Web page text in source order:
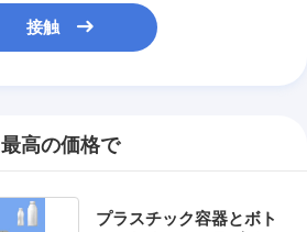
接触
最高の価格で
プラスチック容器とボト